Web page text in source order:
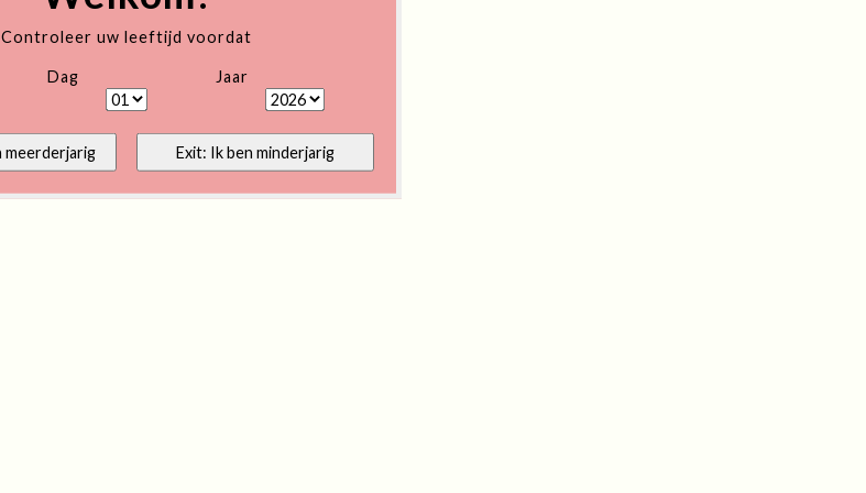
Controleer uw leeftijd voordat
Dag Jaar